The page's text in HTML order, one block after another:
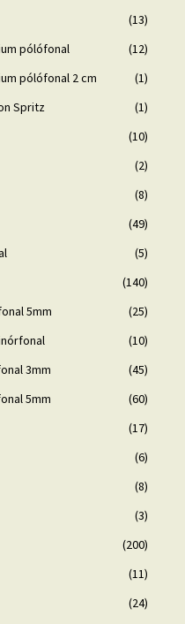
(13)
pólófonal
(12)
pólófonal 2 cm
(1)
Spritz
(1)
(10)
(2)
(8)
(49)
(5)
(140)
5mm
(25)
(10)
3mm
(45)
5mm
(60)
(17)
(6)
(8)
(3)
(200)
(11)
(24)